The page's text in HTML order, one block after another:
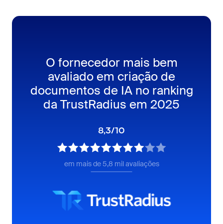
O fornecedor mais bem
avaliado em criação de
documentos de IA no ranking
da TrustRadius em 2025
8,3/10
em mais de 5,8 mil avaliações